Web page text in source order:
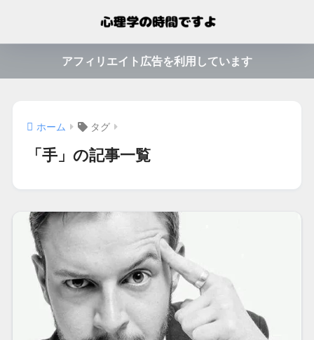
アフィリエイト広告を利用しています
ホーム タグ
「手」の記事一覧